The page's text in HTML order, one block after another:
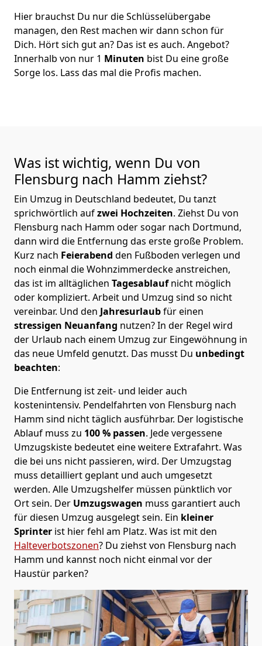
Hier brauchst Du nur die Schlüsselübergabe
managen, den Rest machen wir dann schon für
Dich. Hört sich gut an? Das ist es auch. Angebot?
Innerhalb von nur 1 Minuten bist Du eine große
Sorge los. Lass das mal die Profis machen.
Was ist wichtig, wenn Du von
Flensburg nach Hamm ziehst?
Ein Umzug in Deutschland bedeutet, Du tanzt
sprichwörtlich aufzwei Hochzeiten. Ziehst Du von
Flensburg nach Hamm oder sogar nach Dortmund,
dann wird die Entfernung das erste große Problem.
Kurz nach Feierabend den Fußboden verlegen und
noch einmal die Wohnzimmerdecke anstreichen,
das ist im alltäglichen Tagesablaufnicht möglich
oder kompliziert. Arbeit und Umzug sind so nicht
vereinbar. Und den Jahresurlaubfür einen
stressigen Neuanfang nutzen? In der Regel wird
der Urlaub nach einem Umzug zur Eingewöhnung in
das neue Umfeld genutzt. Das musst Du unbedingt
beachten:
Die Entfernung ist zeit- und leider auch
kostenintensiv. Pendelfahrten von Flensburg nach
Hamm sind nicht täglich ausführbar. Der logistische
Ablauf muss zu 100 % passen. Jede vergessene
Umzugskiste bedeutet eine weitere Extrafahrt. Was
die bei uns nicht passieren, wird. Der Umzugstag
muss detailliert geplant und auch umgesetzt
werden. Alle Umzugshelfer müssen pünktlich vor
Ort sein. Der Umzugswagen muss garantiert auch
für diesen Umzug ausgelegt sein. Ein kleiner
Sprinter ist hier fehl am Platz. Was ist mit den
Halteverbotszonen? Du ziehst von Flensburg nach
Hamm und kannst noch nicht einmal vor der
Haustür parken?